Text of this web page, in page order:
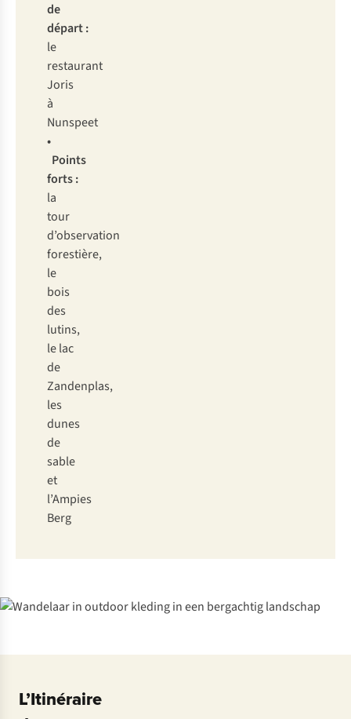
de
départ :
le
restaurant
Joris
à
Nunspeet
•
Points
forts :
la
tour
d’observation
forestière,
le
bois
des
lutins,
le lac
de
Zandenplas,
les
dunes
de
sable
et
l’Ampies
Berg
L’Itinéraire